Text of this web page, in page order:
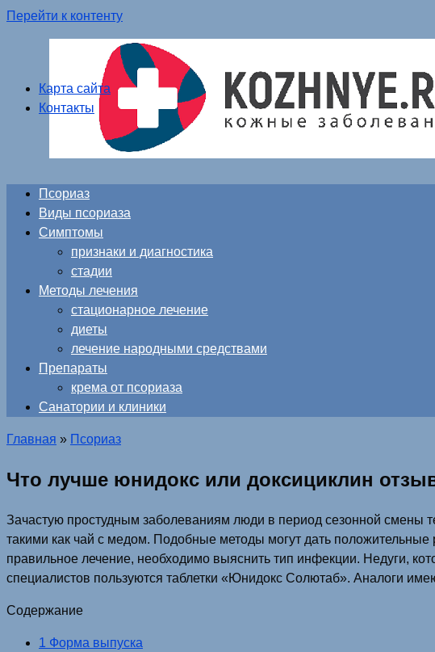
Перейти к контенту
Карта сайта
Контакты
Псориаз
Виды псориаза
Симптомы
признаки и диагностика
стадии
Методы лечения
стационарное лечение
диеты
лечение народными средствами
Препараты
крема от псориаза
Санатории и клиники
Главная » Псориаз
Что лучше юнидокс или доксициклин
Зачастую простудным заболеваниям люди в период сезонной смены
такими как чай с медом. Подобные методы могут дать
правильное лечение, необходимо выяснить тип инфекции. Недуги,
специалистов пользуются таблетки «Юнидокс Солютаб». Аналоги
Содержание
1 Форма выпуска